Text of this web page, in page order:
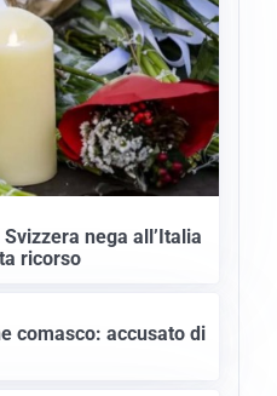
nega all’Italia
ricorso
comasco: accusato di